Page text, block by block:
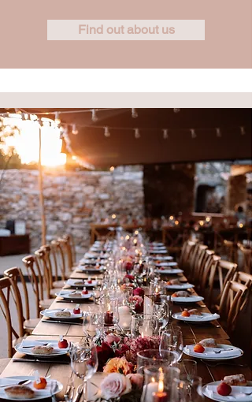
Find out about us